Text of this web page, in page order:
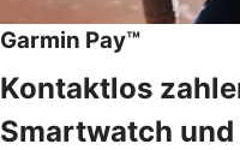
Garmin Pay™
Kontaktlos
Smartwatch